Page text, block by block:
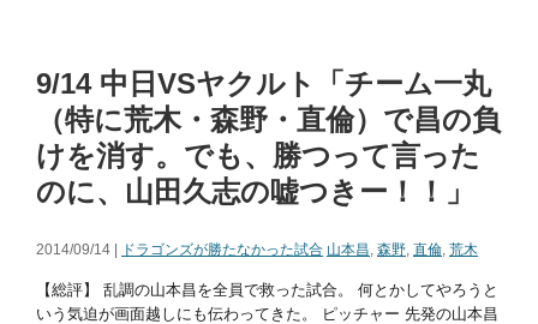
9/14 中日VSヤクルト「チーム一丸
（特に荒木・森野・直倫）で昌の負
けを消す。でも、勝つって言った
のに、山田久志の嘘つきー！！」
2014/09/14 | ドラゴンズが勝たなかった試合 山本昌, 森野, 直倫, 荒木
【総評】 乱調の山本昌を全員で救った試合。 何とかしてやろうと
いう気迫が画面越しにも伝わってきた。 ピッチャー 先発の山本昌